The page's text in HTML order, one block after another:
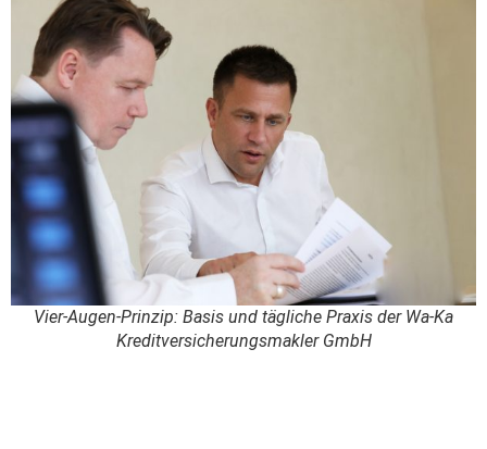
Vier-Augen-Prinzip: Basis und tägliche Praxis der Wa-Ka
Kreditversicherungsmakler GmbH